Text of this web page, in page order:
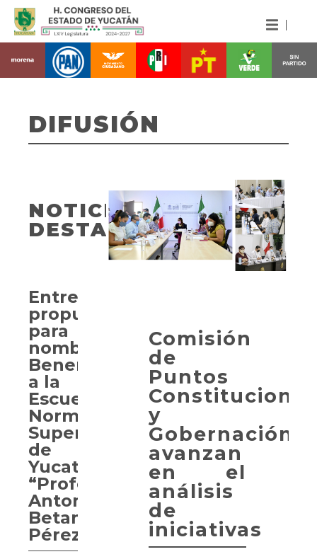
DIFUSIÓN
Comisión
de
Puntos
y
Gobernación
avanzan
en el
análisis
de
iniciativas
NOTICIAS
DESTACADAS
Entregan
propuesta
para
nombrar
Benemérita
a la
Escuela
Normal
Superior
de
Yucatán
“Profesor
Antonio
Betancourt
Pérez”